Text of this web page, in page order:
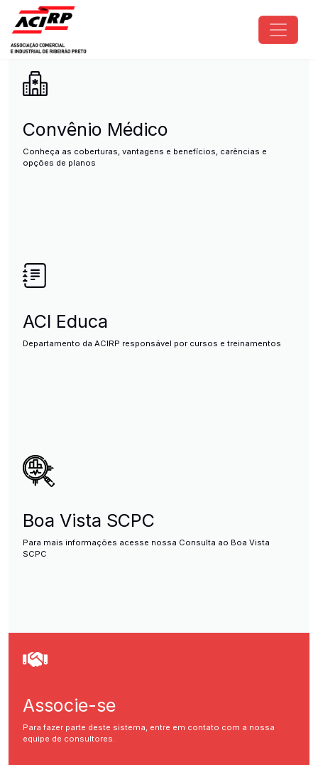
Pular para o conteúdo principal
ACIRP - Associação Comercial
Convênio Médico
Conheça as coberturas, vantagens e benefícios, carências e
opções de planos
ACI Educa
Departamento da ACIRP responsável por cursos e treinamentos
Boa Vista SCPC
Para mais informações acesse nossa Consulta ao Boa Vista
SCPC
Associe-se
Para fazer parte deste sistema, entre em contato com a nossa
equipe de consultores.